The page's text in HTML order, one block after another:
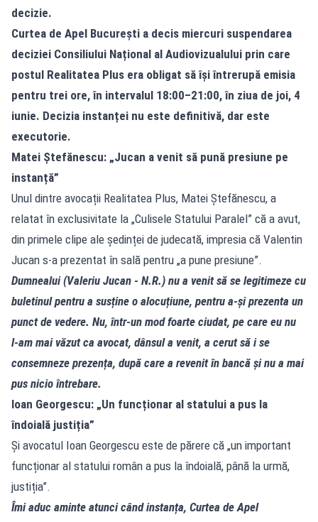
decizie.
Curtea de Apel București a decis miercuri suspendarea
deciziei Consiliului Național al Audiovizualului prin care
postul Realitatea Plus era obligat să își întrerupă emisia
pentru trei ore, în intervalul 18:00–21:00, în ziua de joi, 4
iunie. Decizia instanței nu este definitivă, dar este
executorie.
Matei Ștefănescu: „Jucan a venit să pună presiune pe
instanță”
Unul dintre avocații Realitatea Plus, Matei Ștefănescu, a
relatat în exclusivitate la „Culisele Statului Paralel” că a avut,
din primele clipe ale ședinței de judecată, impresia că Valentin
Jucan s‑a prezentat în sală pentru „a pune presiune”.
Dumnealui (Valeriu Jucan - N.R.) nu a venit să se legitimeze cu
buletinul pentru a susține o alocuțiune, pentru a‑și prezenta un
punct de vedere. Nu, într‑un mod foarte ciudat, pe care eu nu
l‑am mai văzut ca avocat, dânsul a venit, a cerut să i se
consemneze prezența, după care a revenit în bancă și nu a mai
pus nicio întrebare.
Ioan Georgescu: „Un funcționar al statului a pus la
îndoială justiția”
Și avocatul Ioan Georgescu este de părere că „un important
funcționar al statului român a pus la îndoială, până la urmă,
justiția”.
Îmi aduc aminte atunci când instanța, Curtea de Apel